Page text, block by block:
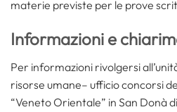
materie previste per le prove
Informazioni e
Per informazioni rivolgersi
risorse umane– ufficio concorsi
“Veneto Orientale” in San Donà